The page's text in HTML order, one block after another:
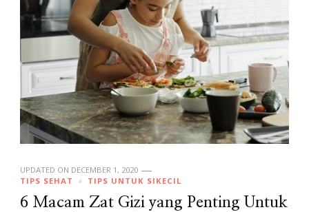
UPDATED ON DECEMBER 1, 2020
TIPS SEHAT
TIPS UNTUK SIKECIL
6 Macam Zat Gizi yang Penting Untuk